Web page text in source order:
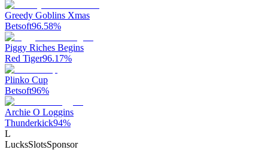
Greedy Goblins Xmas
Betsoft96.58%
Piggy Riches Begins
Red Tiger96.17%
Plinko Cup
Betsoft96%
Archie O Loggins
Thunderkick94%
L
LucksSlotsSponsor